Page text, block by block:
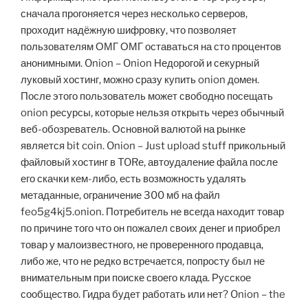
сначала прогоняется через несколько серверов,
проходит надёжную шифровку, что позволяет
пользователям ОМГ ОМГ оставаться на сто процентов
анонимными. Onion – Onion Недорогой и секурный
луковый хостинг, можно сразу купить onion домен.
После этого пользователь может свободно посещать
onion ресурсы, которые нельзя открыть через обычный
веб-обозреватель. Основной валютой на рынке
является bit coin. Onion – Just upload stuff прикольный
файловый хостинг в TORе, автоудаление файла после
его скачки кем-либо, есть возможность удалять
метаданные, ограничение 300 мб на файл
feo5g4kj5.onion. Потребитель не всегда находит товар
по причине того что он пожалел своих денег и приобрел
товар у малоизвестного, не проверенного продавца,
либо же, что не редко встречается, попросту был не
внимательным при поиске своего клада. Русское
сообщество. Гидра будет работать или нет? Onion – the